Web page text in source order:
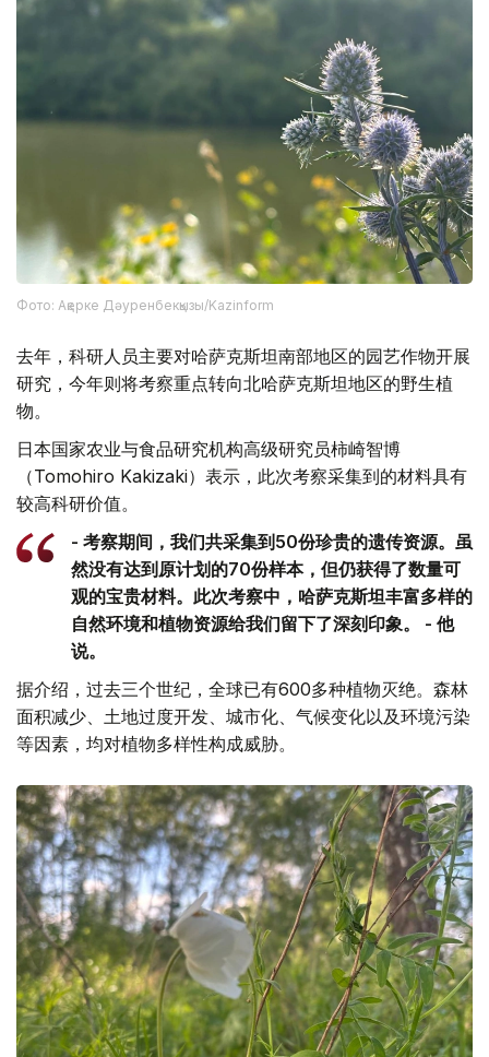
Фото: Ақерке Дәуренбекқызы/Kazinform
去年，科研人员主要对哈萨克斯坦南部地区的园艺作物开展
研究，今年则将考察重点转向北哈萨克斯坦地区的野生植
物。
日本国家农业与食品研究机构高级研究员柿崎智博
（Tomohiro Kakizaki）表示，此次考察采集到的材料具有
较高科研价值。
- 考察期间，我们共采集到50份珍贵的遗传资源。虽
然没有达到原计划的70份样本，但仍获得了数量可
观的宝贵材料。此次考察中，哈萨克斯坦丰富多样的
自然环境和植物资源给我们留下了深刻印象。 - 他
说。
据介绍，过去三个世纪，全球已有600多种植物灭绝。森林
面积减少、土地过度开发、城市化、气候变化以及环境污染
等因素，均对植物多样性构成威胁。